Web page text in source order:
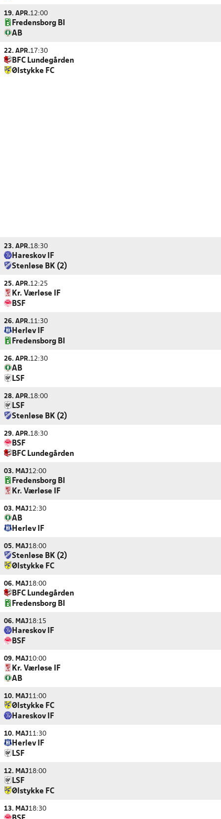
19. APR.12:00
Fredensborg BI
AB
22. APR.17:30
BFC Lundegården
Ølstykke FC
23. APR.18:30
Hareskov IF
Stenløse BK (2)
25. APR.12:25
Kr. Værløse IF
BSF
26. APR.11:30
Herlev IF
Fredensborg BI
26. APR.12:30
AB
LSF
28. APR.18:00
LSF
Stenløse BK (2)
29. APR.18:30
BSF
BFC Lundegården
03. MAJ12:00
Fredensborg BI
Kr. Værløse IF
03. MAJ12:30
AB
Herlev IF
05. MAJ18:00
Stenløse BK (2)
Ølstykke FC
06. MAJ18:00
BFC Lundegården
Fredensborg BI
06. MAJ18:15
Hareskov IF
BSF
09. MAJ10:00
Kr. Værløse IF
AB
10. MAJ11:00
Ølstykke FC
Hareskov IF
10. MAJ11:30
Herlev IF
LSF
12. MAJ18:00
LSF
Ølstykke FC
13. MAJ18:30